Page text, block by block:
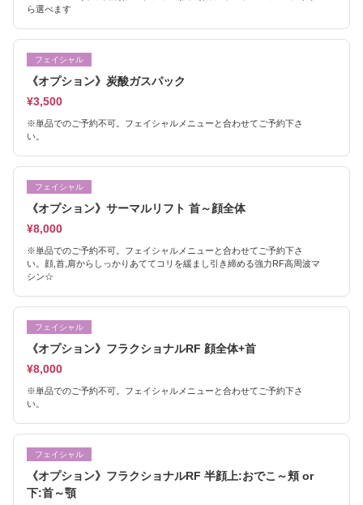
ら選べます
フェイシャル
《オプション》炭酸ガスパック
¥3,500
※単品でのご予約不可。フェイシャルメニューと合わせてご予約下さ
い。
フェイシャル
《オプション》サーマルリフト 首～顔全体
¥8,000
※単品でのご予約不可。フェイシャルメニューと合わせてご予約下さ
い。顔,首,肩からしっかりあててコリを緩まし引き締める強力RF高周波マ
シン☆
フェイシャル
《オプション》フラクショナルRF 顔全体+首
¥8,000
※単品でのご予約不可。フェイシャルメニューと合わせてご予約下さ
い。
フェイシャル
《オプション》フラクショナルRF 半顔上:おでこ～頬 or
下:首～顎